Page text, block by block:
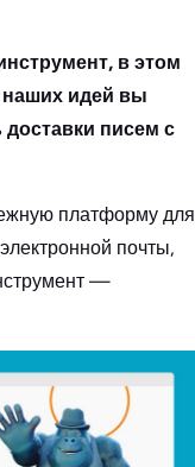
в этом
идей вы
писем с
платформу для
почты,
—